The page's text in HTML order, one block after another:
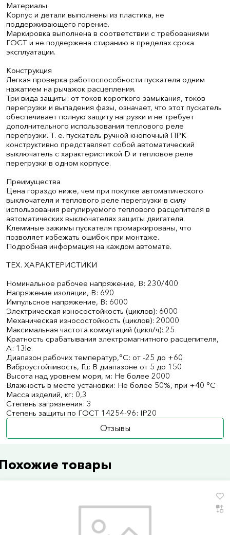
Материалы
Корпус и детали выполнены из пластика, не
поддерживающего горение.
Маркировка выполнена в соответствии с требованиями
ГОСТ и не подвержена стиранию в пределах срока
эксплуатации.
Конструкция
Легкая проверка работоспособности пускателя одним
нажатием на рычажок расцепления.
Три вида защиты: от токов короткого замыкания, токов
перегрузки и выпадения фазы, означает, что этот пускатель
обеспечивает полную защиту нагрузки и не требует
дополнительного использования теплового реле
перегрузки. Т. е. пускатель ручной кнопочный ПРК
конструктивно представляет собой автоматический
выключатель с характеристикой D и тепловое реле
перегрузки в одном корпусе.
Преимущества
Цена гораздо ниже, чем при покупке автоматического
выключателя и теплового реле перегрузки в силу
использования регулируемого теплового расцепителя в
автоматических выключателях защиты двигателя.
Клеммные зажимы пускателя промаркированы, что
позволяет избежать ошибок при монтаже.
Подробная информация на каждом автомате.
ТЕХ. ХАРАКТЕРИСТИКИ
Номинальное рабочее напряжение, В: 230/400
Напряжение изоляции, В: 690
Импульсное напряжение, В: 6000
Электрическая износостойкость (циклов): 6000
Механическая износостойкость (циклов): 20000
Максимальная частота коммутаций (цикл/ч): 25
Кратность срабатывания электромагнитного расцепителя,
А: 13le
Диапазон рабочих температур,°С: от -25 до +60
Виброустойчивость, Гц: В диапазоне от 5 до 150
Высота над уровнем моря, м: Не более 2000
Влажность в месте установки: Не более 50%, при +40 °С
Масса изделий, кг: 0,3
Степень загрязнения: 3
Степень защиты по ГОСТ 14254-96: IP20
Отзывы
товары